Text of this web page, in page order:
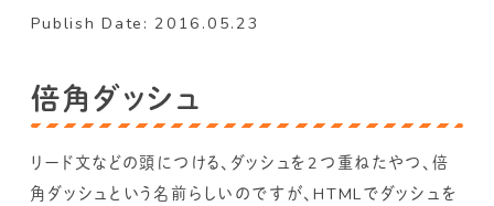
Publish Date: 2016.05.23
倍角ダッシュ
リード文などの頭につける、ダッシュを2つ重ねたやつ、倍
角ダッシュという名前らしいのですが、HTMLでダッシュを